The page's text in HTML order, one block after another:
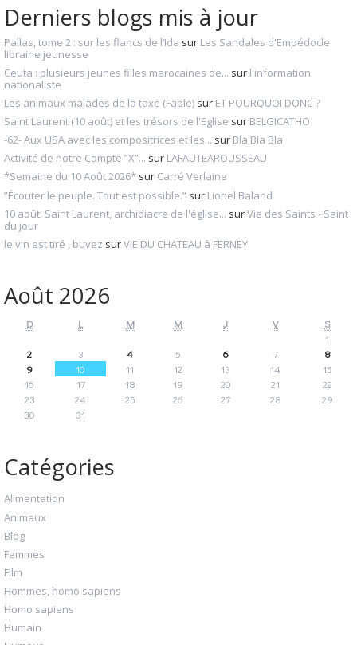
Derniers blogs mis à jour
Pallas, tome 2 : sur les flancs de l’Ida sur Les Sandales d'Empédocle
librairie jeunesse
Ceuta : plusieurs jeunes filles marocaines de... sur l'information
nationaliste
Les animaux malades de la taxe (Fable) sur ET POURQUOI DONC ?
Saint Laurent (10 août) et les trésors de l'Eglise sur BELGICATHO
-62- Aux USA avec les compositrices et les... sur Bla Bla Bla
Activité de notre Compte ”X”... sur LAFAUTEAROUSSEAU
*Semaine du 10 Août 2026* sur Carré Verlaine
”Écouter le peuple. Tout est possible.” sur Lionel Baland
10 août. Saint Laurent, archidiacre de l'église... surVie des Saints - Saint
du jour
le vin est tiré , buvez surVIE DU CHATEAU à FERNEY
Août 2026
D L M M J V
S
1
2
3 4 5 6 7
8
9
10 11 12 13 14
15
16
17 18 19 20 21
22
23
24 25 26 27 28
29
30
31
Catégories
Alimentation
Animaux
Blog
Femmes
Film
Hommes, homo sapiens
Homo sapiens
Humain